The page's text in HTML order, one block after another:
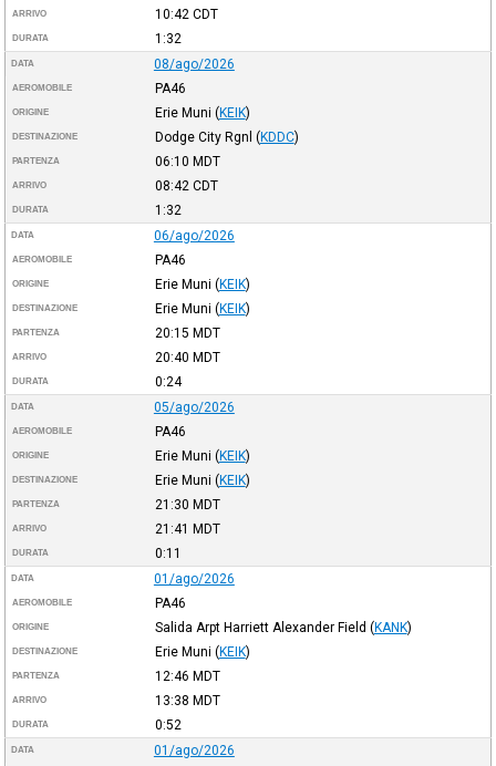
ARRIVO 10:42 CDT
DURATA 1:32
DATA 08/ago/2026
AEROMOBILE PA46
ORIGINE Erie Muni (KEIK)
DESTINAZIONE Dodge City Rgnl (KDDC)
PARTENZA 06:10 MDT
ARRIVO 08:42 CDT
DURATA 1:32
DATA 06/ago/2026
AEROMOBILE PA46
ORIGINE Erie Muni (KEIK)
DESTINAZIONE Erie Muni (KEIK)
PARTENZA 20:15 MDT
ARRIVO 20:40 MDT
DURATA 0:24
DATA 05/ago/2026
AEROMOBILE PA46
ORIGINE Erie Muni (KEIK)
DESTINAZIONE Erie Muni (KEIK)
PARTENZA 21:30 MDT
ARRIVO 21:41 MDT
DURATA 0:11
DATA 01/ago/2026
AEROMOBILE PA46
ORIGINE Salida Arpt Harriett Alexander Field (KANK)
DESTINAZIONE Erie Muni (KEIK)
PARTENZA 12:46 MDT
ARRIVO 13:38 MDT
DURATA 0:52
DATA 01/ago/2026